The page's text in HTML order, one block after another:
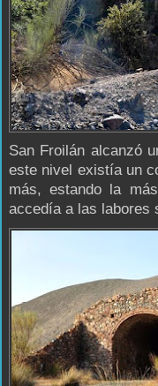
San Froilán alcanzó
este nivel existía un
más, estando la
accedía a las labores